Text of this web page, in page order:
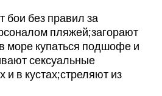
бои без правил за
пляжей;загорают
море купаться подшофе и
сексуальные
и в кустах;стреляют из